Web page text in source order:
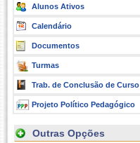
Alunos Ativos
Calendário
Documentos
Turmas
Trab. de Conclusão de Curso
Projeto Político Pedagógico
Outras Opções